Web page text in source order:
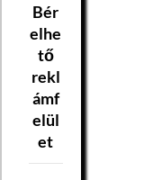
Bér
elhe
tő
rekl
ámf
elül
et